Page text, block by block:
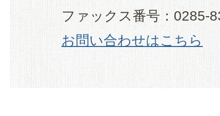
ファックス番号：0285-
お問い合わせはこちら